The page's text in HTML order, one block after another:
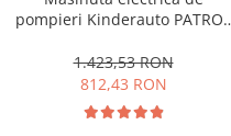
pompieri Kinderauto PATROL
1.423,53 RON
812,43 RON